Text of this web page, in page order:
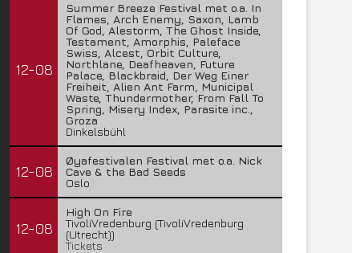
12-08
Summer Breeze Festival met o.a. In
Flames, Arch Enemy, Saxon, Lamb
Of God, Alestorm, The Ghost Inside,
Testament, Amorphis, Paleface
Swiss, Alcest, Orbit Culture,
Northlane, Deafheaven, Future
Palace, Blackbraid, Der Weg Einer
Freiheit, Alien Ant Farm, Municipal
Waste, Thundermother, From Fall To
Spring, Misery Index, Parasite inc.,
Groza
Dinkelsbühl
12-08
Øyafestivalen Festival met o.a. Nick
Cave & the Bad Seeds
Oslo
12-08
High On Fire
TivoliVredenburg (TivoliVredenburg
(Utrecht))
Tickets